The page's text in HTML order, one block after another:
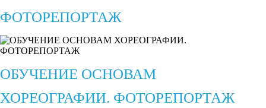
ФОТОРЕПОРТАЖ
ОБУЧЕНИЕ ОСНОВАМ
ХОРЕОГРАФИИ. ФОТОРЕПОРТАЖ